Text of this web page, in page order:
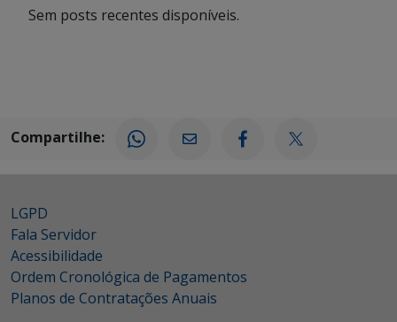
Sem posts recentes disponíveis.
Compartilhe:
LGPD
Fala Servidor
Acessibilidade
Ordem Cronológica de Pagamentos
Planos de Contratações Anuais